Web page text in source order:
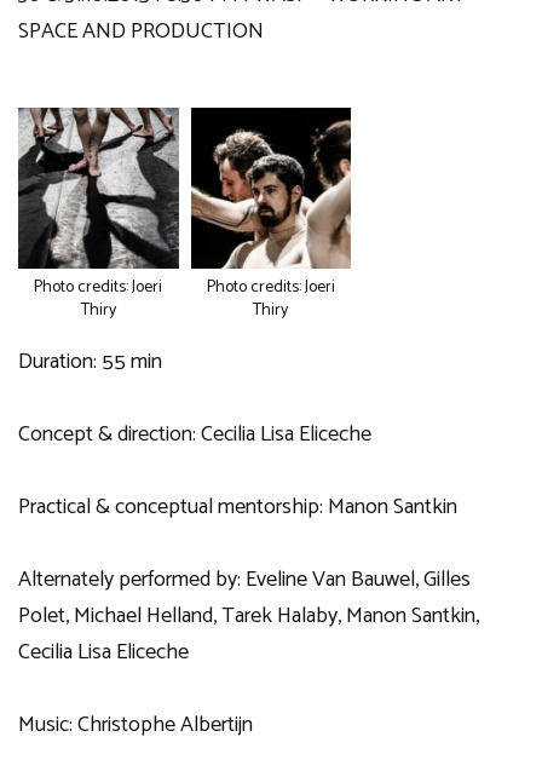
SPACE AND PRODUCTION
Photo credits: Joeri
Thiry
Photo credits: Joeri
Thiry
Duration: 55 min
Concept & direction: Cecilia Lisa Eliceche
Practical & conceptual mentorship: Manon Santkin
Alternately performed by: Eveline Van Bauwel, Gilles
Polet, Michael Helland, Tarek Halaby, Manon Santkin,
Cecilia Lisa Eliceche
Music: Christophe Albertijn